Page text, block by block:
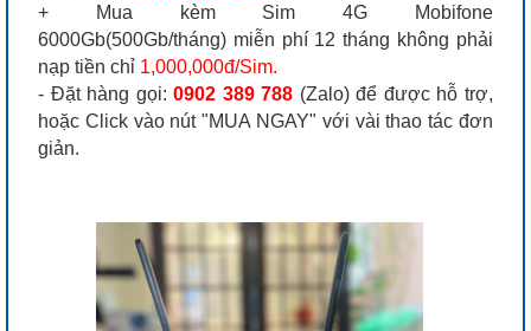
+ Mua kèm Sim 4G Mobifone
6000Gb(500Gb/tháng) miễn phí 12 tháng không phải
nạp tiền chỉ 1,000,000đ/Sim.
- Đặt hàng gọi:0902 389 788 (Zalo) để được hỗ trợ,
hoặc Click vào nút "MUA NGAY" với vài thao tác đơn
giản.